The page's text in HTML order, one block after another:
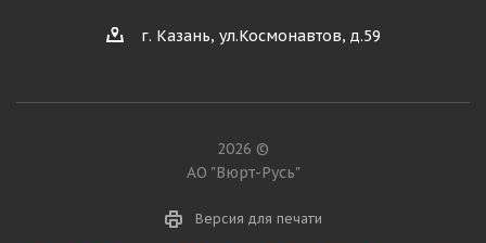
г. Казань, ул.Космонавтов, д.59
2026 ©
АО "Вюрт-Русь"
Версия для печати